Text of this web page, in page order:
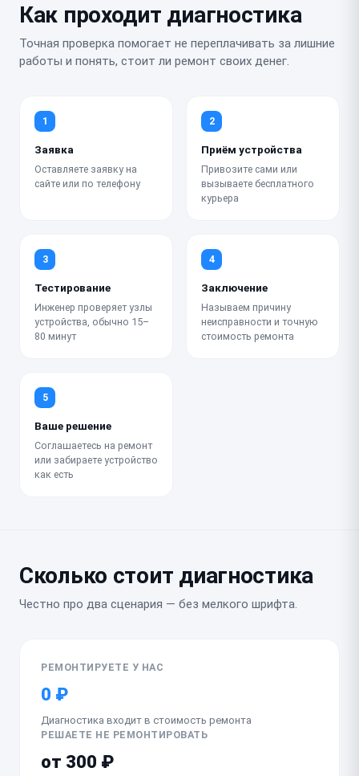
Как проходит диагностика
Точная проверка помогает не переплачивать за лишние
работы и понять, стоит ли ремонт своих денег.
1
Заявка
Оставляете заявку на
сайте или по телефону
2
Приём устройства
Привозите сами или
вызываете бесплатного
курьера
3
Тестирование
Инженер проверяет узлы
устройства, обычно 15–
80 минут
4
Заключение
Называем причину
неисправности и точную
стоимость ремонта
5
Ваше решение
Соглашаетесь на ремонт
или забираете устройство
как есть
Сколько стоит диагностика
Честно про два сценария — без мелкого шрифта.
РЕМОНТИРУЕТЕ У НАС
0 ₽
Диагностика входит в стоимость ремонта
РЕШАЕТЕ НЕ РЕМОНТИРОВАТЬ
от 300 ₽